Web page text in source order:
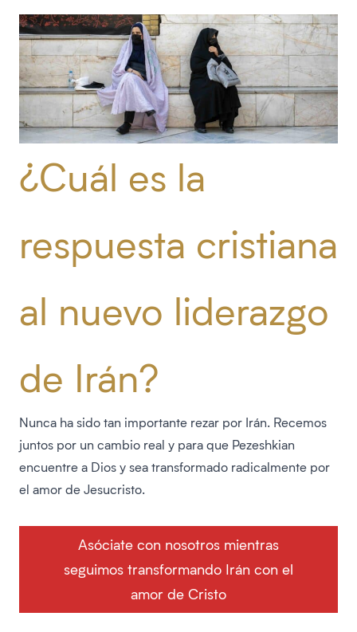
¿Cuál es la
respuesta cristiana
al nuevo liderazgo
de Irán?
Nunca ha sido tan importante rezar por Irán. Recemos
juntos por un cambio real y para que Pezeshkian
encuentre a Dios y sea transformado radicalmente por
el amor de Jesucristo.
Asóciate con nosotros mientras
seguimos transformando Irán con el
amor de Cristo